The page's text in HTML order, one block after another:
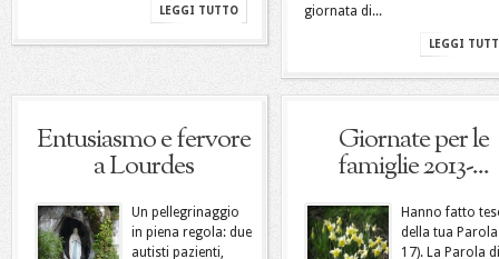
LEGGI TUTTO
giornata di...
LEGGI
Entusiasmo e fervore
a Lourdes
Un pellegrinaggio
in piena regola: due
autisti pazienti,
Giornate per le
famiglie 2013-...
Hanno fatto
della tua
17). La Parola di